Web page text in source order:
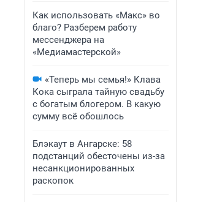
Как использовать «Макс» во
благо? Разберем работу
мессенджера на
«Медиамастерской»
«Теперь мы семья!» Клава
Кока сыграла тайную свадьбу
с богатым блогером. В какую
сумму всё обошлось
Блэкаут в Ангарске: 58
подстанций обесточены из-за
несанкционированных
раскопок